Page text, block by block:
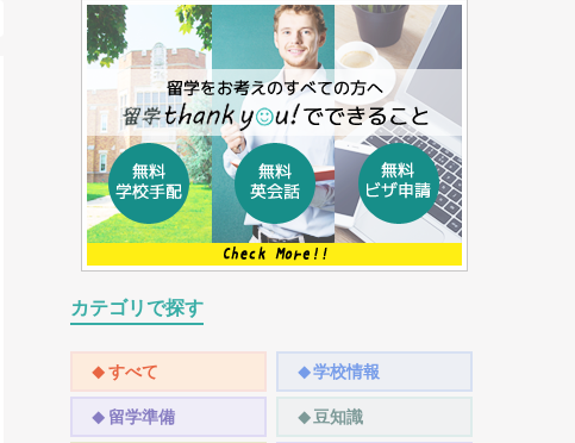
カテゴリで探す
すべて 学校情報
留学準備 豆知識